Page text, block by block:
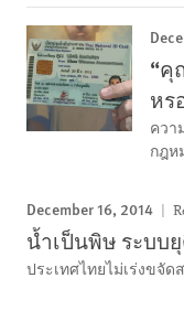
“คุ
หร
ควา
กฎห
December 16, 2014
น้ำเป็นพิษ ระบบ
ประเทศไทยไม่เร่งขจัด